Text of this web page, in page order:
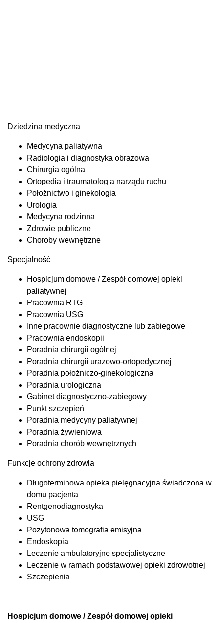
Dziedzina medyczna
Medycyna paliatywna
Radiologia i diagnostyka obrazowa
Chirurgia ogólna
Ortopedia i traumatologia narządu ruchu
Położnictwo i ginekologia
Urologia
Medycyna rodzinna
Zdrowie publiczne
Choroby wewnętrzne
Specjalność
Hospicjum domowe / Zespół domowej opieki
paliatywnej
Pracownia RTG
Pracownia USG
Inne pracownie diagnostyczne lub zabiegowe
Pracownia endoskopii
Poradnia chirurgii ogólnej
Poradnia chirurgii urazowo-ortopedycznej
Poradnia położniczo-ginekologiczna
Poradnia urologiczna
Gabinet diagnostyczno-zabiegowy
Punkt szczepień
Poradnia medycyny paliatywnej
Poradnia żywieniowa
Poradnia chorób wewnętrznych
Funkcje ochrony zdrowia
Długoterminowa opieka pielęgnacyjna świadczona w
domu pacjenta
Rentgenodiagnostyka
USG
Pozytonowa tomografia emisyjna
Endoskopia
Leczenie ambulatoryjne specjalistyczne
Leczenie w ramach podstawowej opieki zdrowotnej
Szczepienia
Hospicjum domowe / Zespół domowej opieki